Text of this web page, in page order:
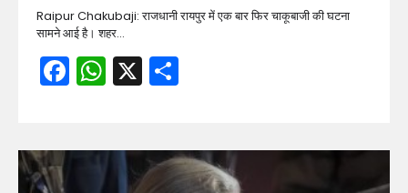
Raipur Chakubaji: राजधानी रायपुर में एक बार फिर चाकूबाजी की घटना
सामने आई है। शहर…
Facebook
WhatsApp
X